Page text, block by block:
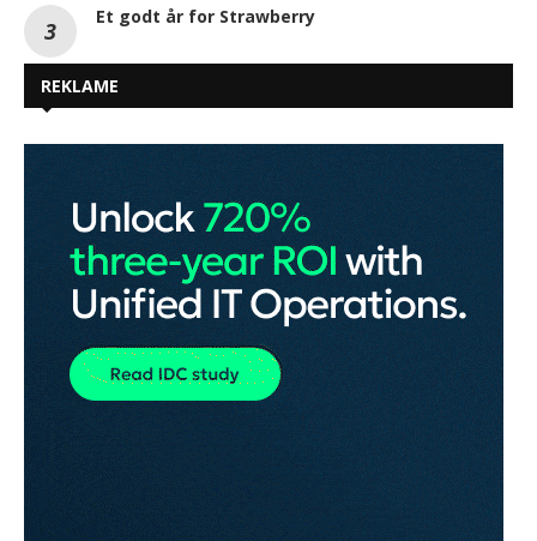
Et godt år for Strawberry
REKLAME